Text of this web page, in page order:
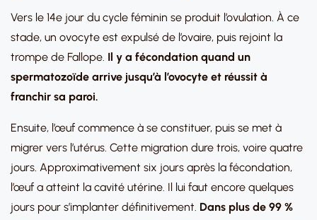
La PMA peut-elle vous aider après une
grossesse ectopique?
Vers le 14e jour du cycle féminin se produit l’ovulation. À ce
stade, un ovocyte est expulsé de l’ovaire, puis rejoint la
trompe de Fallope. Il y a fécondation quand un
spermatozoïde arrive jusqu’à l’ovocyte et réussit à
franchir sa paroi.
Ensuite, l’œuf commence à se constituer, puis se met à
migrer vers l’utérus. Cette migration dure trois, voire quatre
jours. Approximativement six jours après la fécondation,
l’œuf a atteint la cavité utérine. Il lui faut encore quelques
jours pour s’implanter définitivement. Dans plus de 99 %